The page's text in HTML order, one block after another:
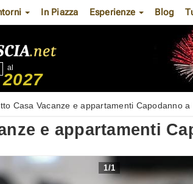
In Piazza Esperienze Blog
al
2027
Casa Vacanze e appartamenti Capodanno a
e appartamenti
1/1